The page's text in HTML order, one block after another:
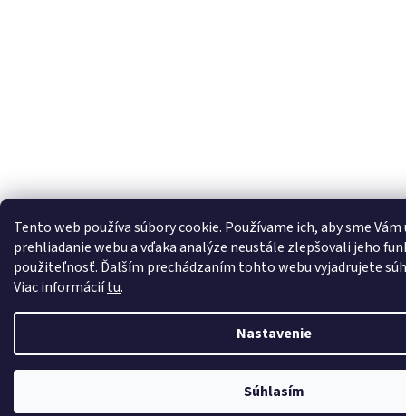
Tento web používa súbory cookie. Používame ich, aby sme
prehliadanie webu a vďaka analýze neustále zlepšovali jeho
použiteľnosť. Ďalším prechádzaním tohto webu vyjadrujete
Viac informáciítu.
Nastavenie
Súhlasím